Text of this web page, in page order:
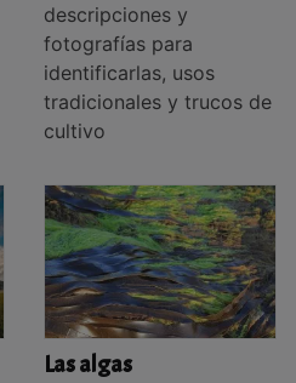
descripciones y
fotografías para
identificarlas, usos
tradicionales y trucos de
cultivo
Las algas